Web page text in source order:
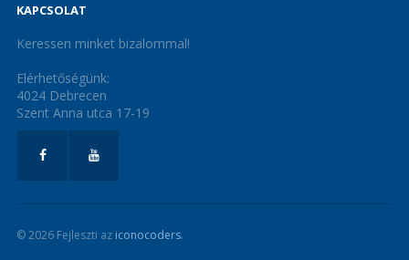
KAPCSOLAT
Keressen minket bizalommal!
Elérhetőségünk:
4024 Debrecen
Szent Anna utca 17-19
© 2026 Fejleszti az iconocoders.